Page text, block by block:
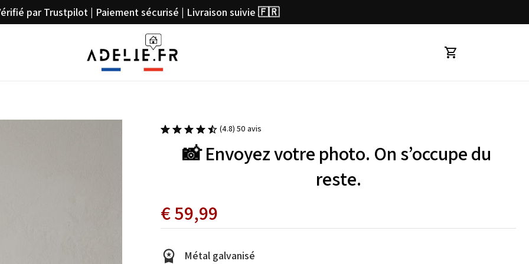
par Trustpilot | Paiement sécurisé | Livraison suivie 🇫🇷
(4.8) 50 avis
📸 Envoyez votre photo. On s’occupe du
reste.
€59,99
Métal galvanisé